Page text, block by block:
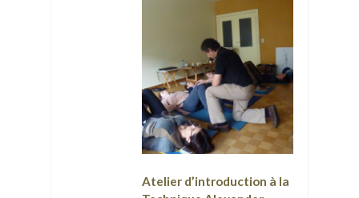
Atelier d’introduction à la